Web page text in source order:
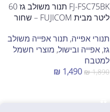
FJ-FSC75BK תנור משולב גז 60
ליטר מבית FUJICOM – שחור
תנורי אפייה, תנור אפייה משולב
גז, אפייה ובישול, מוצרי חשמל
למטבח
₪1,890
₪ 1,490